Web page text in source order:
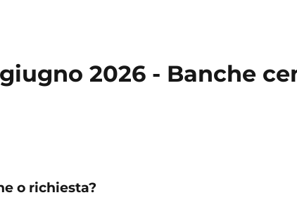
2026 - Banche
o richiesta?